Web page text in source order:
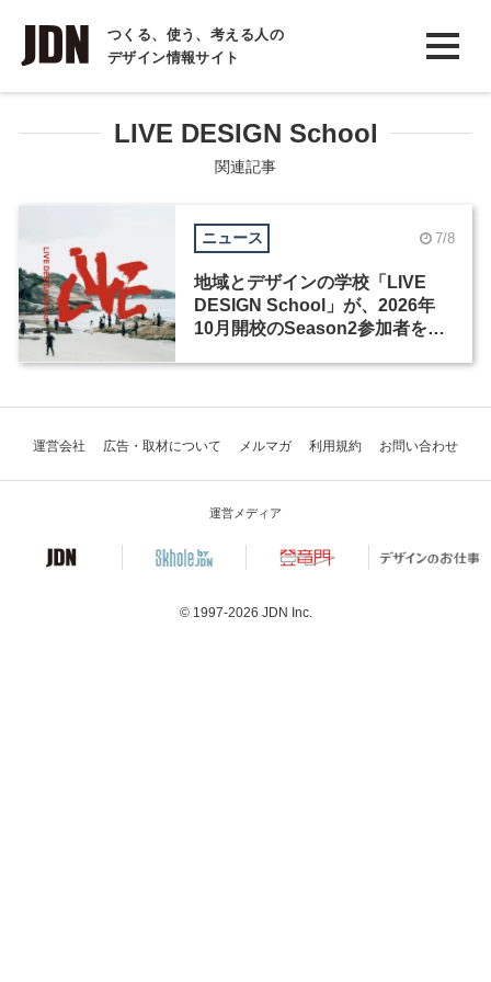
つくる、使う、考える人の
デザイン情報サイト
INTERVIEW
インタビュー
REPORT
LIVE DESIGN School
関連記事
ニュース 7/8
地域とデザインの学校「LIVE
DESIGN School」が、2026年
10月開校のSeason2参加者を募
運営会社 広告・取材について メルマガ 利用規約 お問い合わせ
運営メディア
© 1997-2026 JDN Inc.